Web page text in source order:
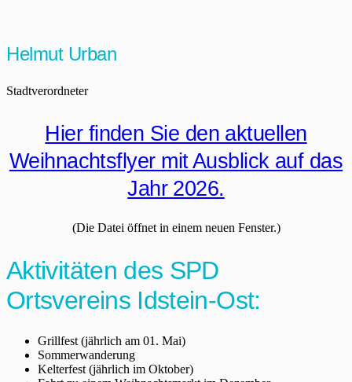
Helmut Urban
Stadtverordneter
Hier finden Sie den aktuellen
Weihnachtsflyer mit Ausblick auf das
Jahr 2026.
(Die Datei öffnet in einem neuen Fenster.)
Aktivitäten des SPD
Ortsvereins Idstein-Ost:
Grillfest (jährlich am 01. Mai)
Sommerwanderung
Kelterfest (jährlich im Oktober)